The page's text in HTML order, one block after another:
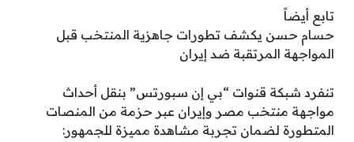
تابع أيضاً
حسام حسن يكشف تطورات جاهزية المنتخب قبل
المواجهة المرتقبة ضد إيران
تنفرد شبكة قنوات “بي إن سبورتس” بنقل أحداث
مواجهة منتخب مصر وإيران عبر حزمة من المنصات
المتطورة لضمان تجربة مشاهدة مميزة للجمهور: